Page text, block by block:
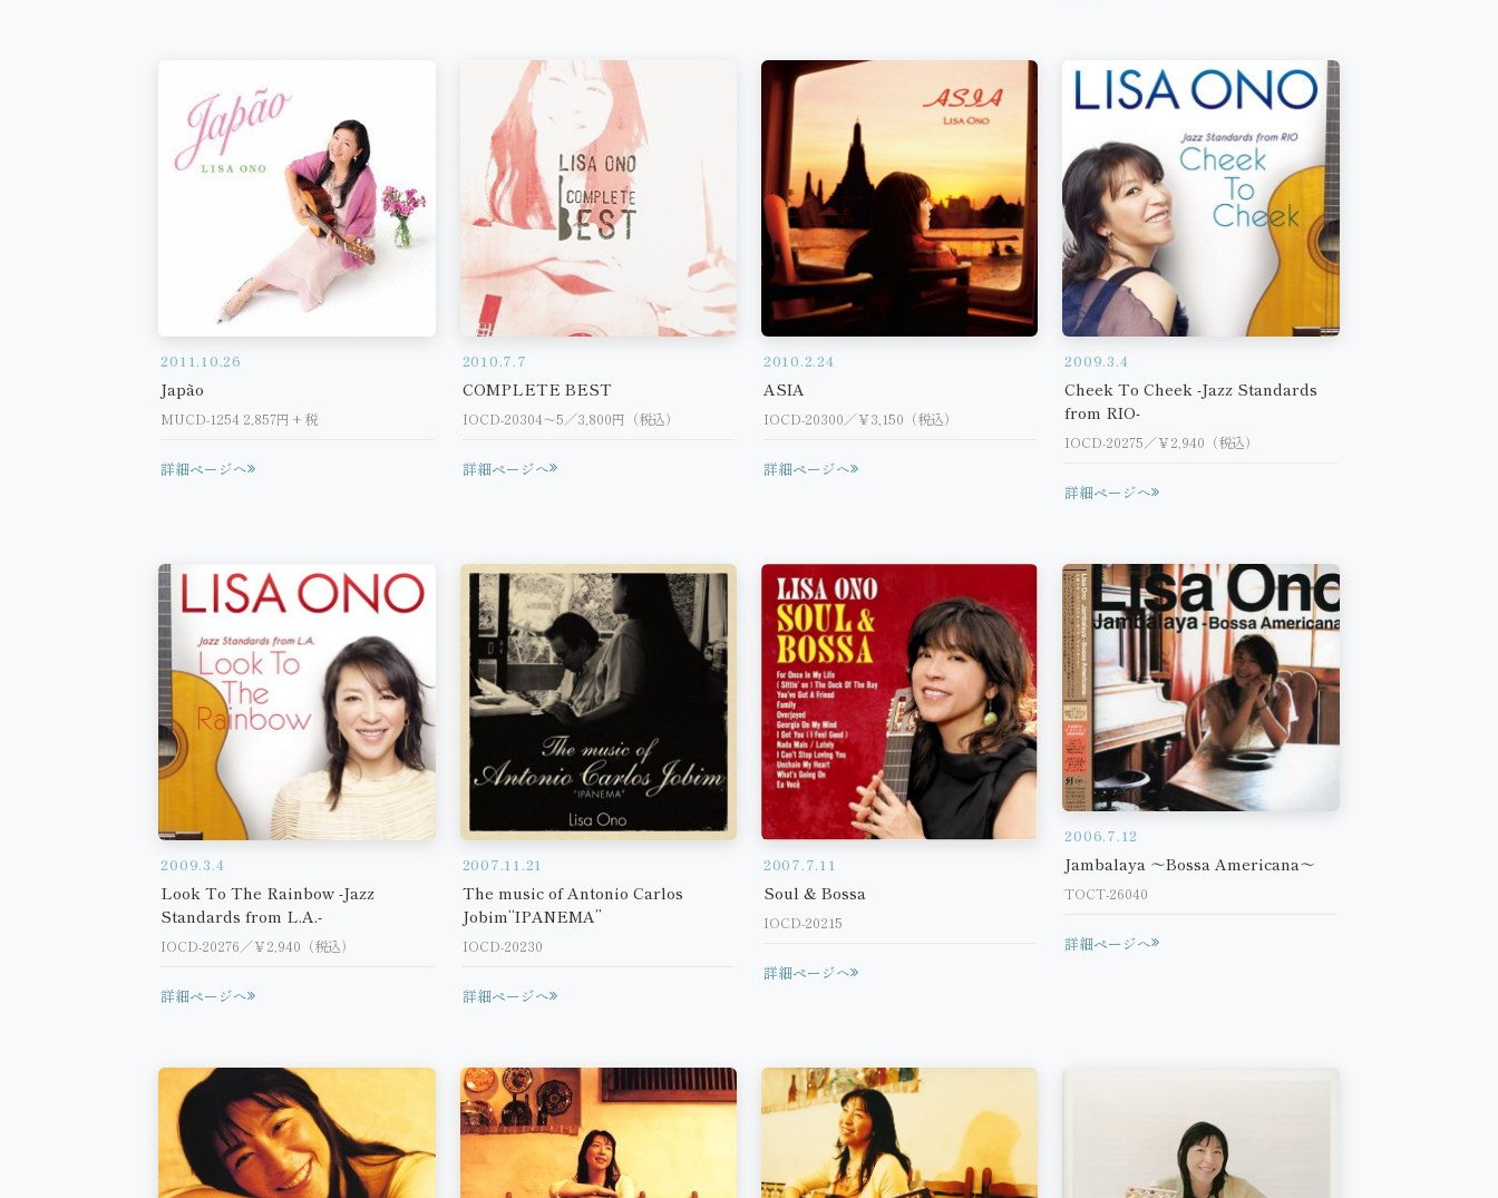
2011.10.26
Japão
MUCD-1254 2,857円 + 税
詳細ページへ
2010.7.7
COMPLETE BEST
IOCD-20304～5／3,800円（税込）
詳細ページへ
2010.2.24
ASIA
IOCD-20300／￥3,150（税込）
詳細ページへ
2009.3.4
Cheek To Cheek -Jazz Standards
from RIO-
IOCD-20275／￥2,940（税込）
詳細ページへ
2009.3.4
Look To The Rainbow -Jazz
Standards from L.A.-
IOCD-20276／￥2,940（税込）
詳細ページへ
2007.11.21
The music of Antonio Carlos
Jobim“IPANEMA”
IOCD-20230
詳細ページへ
2007.7.11
Soul & Bossa
IOCD-20215
詳細ページへ
2006.7.12
Jambalaya ～Bossa Americana～
TOCT-26040
詳細ページへ